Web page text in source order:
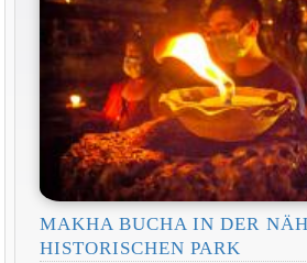
MAKHA BUCHA IN DER
HISTORISCHEN PARK